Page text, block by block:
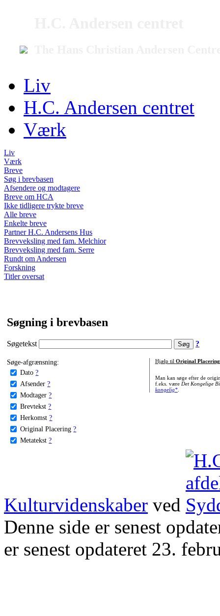
Liv
H.C. Andersen centret
Værk
Liv
Værk
Breve
Søg i brevbasen
Afsendere og modtagere
Breve om HCA
Ikke tidligere trykte breve
Alle breve
Enkelte breve
Partner H.C. Andersens Hus
Brevveksling med fam. Melchior
Brevveksling med fam. Serre
Rundt om Andersen
Forskning
Titler oversat
Søgning i brevbasen
Søgetekst ?
Søge-afgrænsning:
Dato ?
Afsender ?
Modtager ?
Brevtekst ?
Herkomst ?
Original Placering ?
Metatekst ?
Hjælp til Original Placering
Man kan søge efter de
f.eks. være Det Kongelige
kongelig*.
Kulturvidenskaber ved
Denne side er senest
er senest opdateret 23.